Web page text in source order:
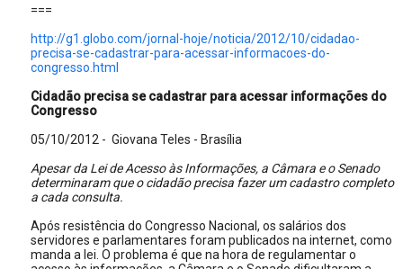
===
http://g1.globo.com/jornal-hoje/noticia/2012/10/cidadao-
precisa-se-cadastrar-para-acessar-informacoes-do-
congresso.html
Cidadão precisa se cadastrar para acessar informações do
Congresso
05/10/2012 - Giovana Teles - Brasília
Apesar da Lei de Acesso às Informações, a Câmara e o Senado
determinaram que o cidadão precisa fazer um cadastro completo
a cada consulta.
Após resistência do Congresso Nacional, os salários dos
servidores e parlamentares foram publicados na internet, como
manda a lei. O problema é que na hora de regulamentar o